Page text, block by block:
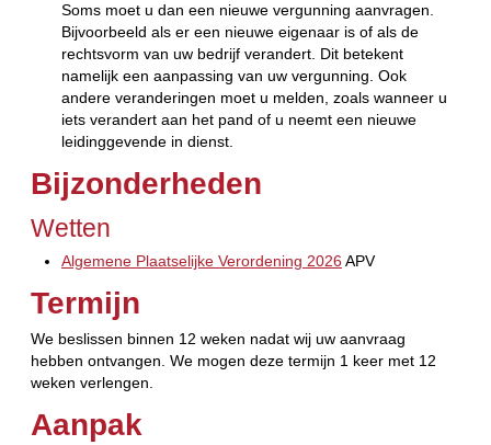
Soms moet u dan een nieuwe vergunning aanvragen.
Bijvoorbeeld als er een nieuwe eigenaar is of als de
rechtsvorm van uw bedrijf verandert. Dit betekent
namelijk een aanpassing van uw vergunning. Ook
andere veranderingen moet u melden, zoals wanneer u
iets verandert aan het pand of u neemt een nieuwe
leidinggevende in dienst.
Bijzonderheden
Wetten
Algemene Plaatselijke Verordening 2026 APV
Termijn
We beslissen binnen 12 weken nadat wij uw aanvraag
hebben ontvangen. We mogen deze termijn 1 keer met 12
weken verlengen.
Aanpak